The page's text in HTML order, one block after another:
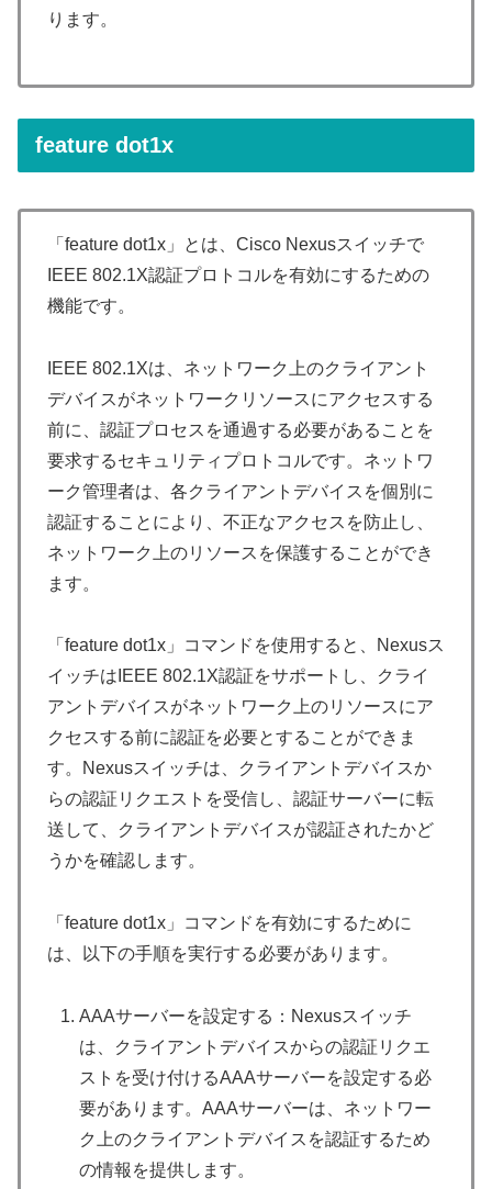
ります。
feature dot1x
「feature dot1x」とは、Cisco Nexusスイッチで
IEEE 802.1X認証プロトコルを有効にするための
機能です。
IEEE 802.1Xは、ネットワーク上のクライアント
デバイスがネットワークリソースにアクセスする
前に、認証プロセスを通過する必要があることを
要求するセキュリティプロトコルです。ネットワ
ーク管理者は、各クライアントデバイスを個別に
認証することにより、不正なアクセスを防止し、
ネットワーク上のリソースを保護することができ
ます。
「feature dot1x」コマンドを使用すると、Nexusス
イッチはIEEE 802.1X認証をサポートし、クライ
アントデバイスがネットワーク上のリソースにア
クセスする前に認証を必要とすることができま
す。Nexusスイッチは、クライアントデバイスか
らの認証リクエストを受信し、認証サーバーに転
送して、クライアントデバイスが認証されたかど
うかを確認します。
「feature dot1x」コマンドを有効にするために
は、以下の手順を実行する必要があります。
AAAサーバーを設定する：Nexusスイッチ
は、クライアントデバイスからの認証リクエ
ストを受け付けるAAAサーバーを設定する必
要があります。AAAサーバーは、ネットワー
ク上のクライアントデバイスを認証するため
の情報を提供します。